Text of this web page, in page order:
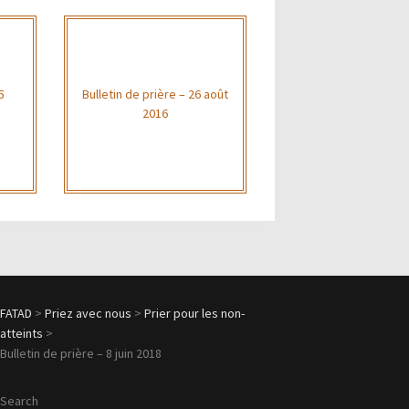
Bulletin de prière – 26 août
2016
FATAD >Priez avec nous >Prier pour les non-
atteints >
Bulletin de prière – 8 juin 2018
Search